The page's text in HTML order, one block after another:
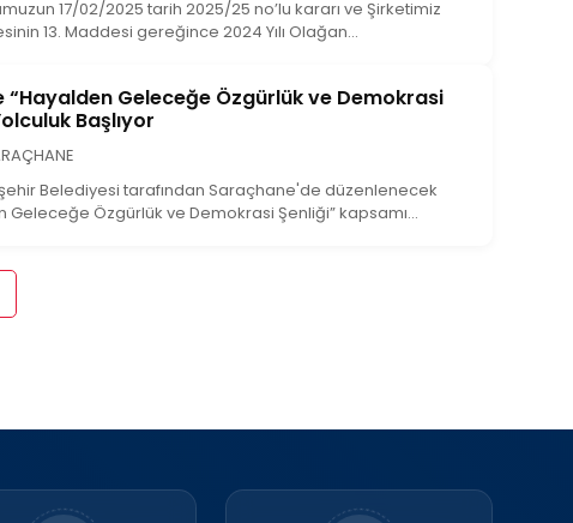
İstanbul Ulaşım Tarafından
(İBB) Meclisi’nin 17 Temmuz 2025 tarihli
17/02/2025 tarih 2025/25 no’lu kararı ve Şirketimiz
13. Maddesi gereğince 2024 Yılı Olağan...
“Hayalden Geleceğe Özgürlük ve Demokrasi
Başlıyor
Belediyesi tarafından Saraçhane'de düzenlenecek
Geleceğe Özgürlük ve Demokrasi Şenliği” kapsamı...